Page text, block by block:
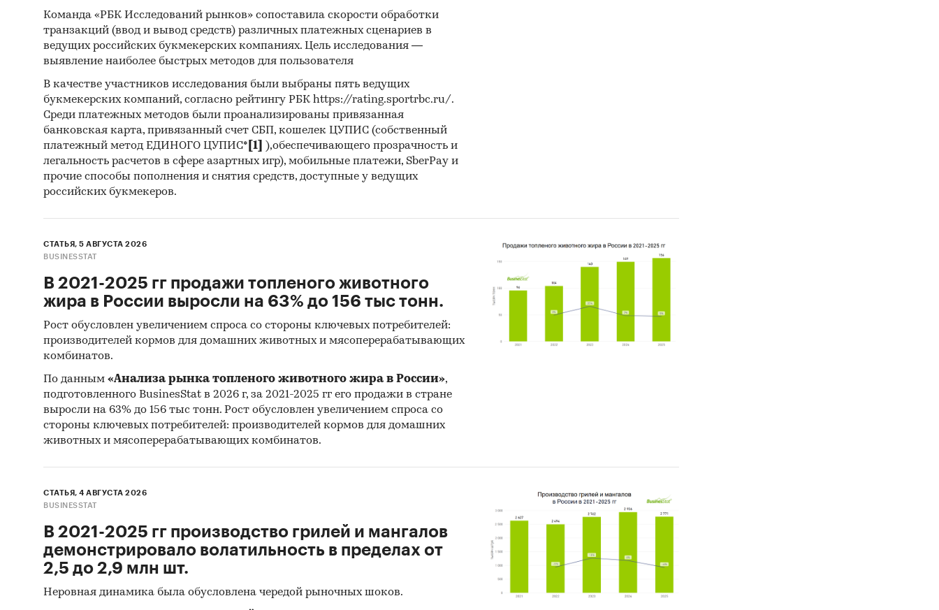
Команда «РБК Исследований рынков» сопоставила скорости обработки
транзакций (ввод и вывод средств) различных платежных сценариев в
ведущих российских букмекерских компаниях. Цель исследования —
выявление наиболее быстрых методов для пользователя
В качестве участников исследования были выбраны пять ведущих
букмекерских компаний, согласно рейтингу РБК https://rating.sportrbc.ru/.
Среди платежных методов были проанализированы привязанная
банковская карта, привязанный счет СБП, кошелек ЦУПИС (собственный
платежный метод ЕДИНОГО ЦУПИС* [1]
),обеспечивающего прозрачность и
легальность расчетов в сфере азартных игр), мобильные платежи, SberPay и
прочие способы пополнения и снятия средств, доступные у ведущих
российских букмекеров.
СТАТЬЯ, 5 АВГУСТА 2026
BUSINESSTAT
В 2021-2025 гг продажи топленого животного
жира в России выросли на 63% до 156 тыс тонн.
Рост обусловлен увеличением спроса со стороны ключевых потребителей:
производителей кормов для домашних животных и мясоперерабатывающих
комбинатов.
По данным «Анализа рынка топленого животного жира в России»,
подготовленного BusinesStat в 2026 г, за 2021-2025 гг его продажи в стране
выросли на 63% до 156 тыс тонн. Рост обусловлен увеличением спроса со
стороны ключевых потребителей: производителей кормов для домашних
животных и мясоперерабатывающих комбинатов.
СТАТЬЯ, 4 АВГУСТА 2026
BUSINESSTAT
В 2021-2025 гг производство грилей и мангалов
демонстрировало волатильность в пределах от
2,5 до 2,9 млн шт.
Неровная динамика была обусловлена чередой рыночных шоков.